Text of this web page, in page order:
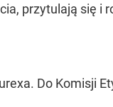
przytulają się i
Do Komisji